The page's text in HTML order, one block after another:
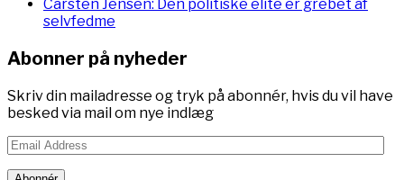
Carsten Jensen: Den politiske elite er grebet af
selvfedme
Abonner på nyheder
Skriv din mailadresse og tryk på abonnér, hvis du vil have
besked via mail om nye indlæg
Email
Address